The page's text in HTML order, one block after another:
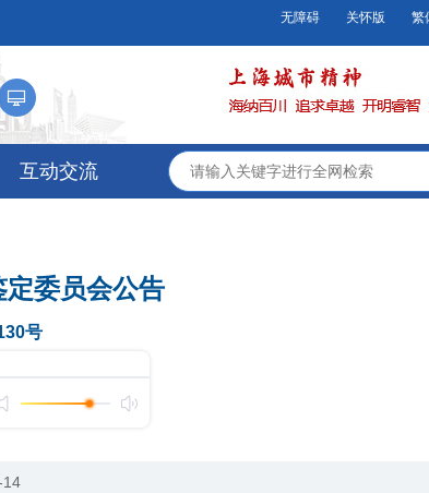
无障碍 关怀版 繁
互动交流
委员会公告
号
14